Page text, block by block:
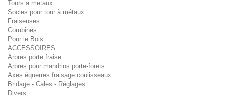
Tours a metaux
Socles pour tour à métaux
Fraiseuses
Combinés
Pour le Bois
ACCESSOIRES
Arbres porte fraise
Arbres pour mandrins porte-forets
Axes équerres fraisage coulisseaux
Bridage - Cales - Réglages
Divers